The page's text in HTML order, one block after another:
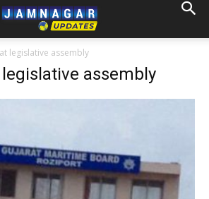
legislative assembly
assembly